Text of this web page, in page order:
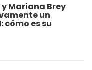
Mariana Brey
un
cómo es su